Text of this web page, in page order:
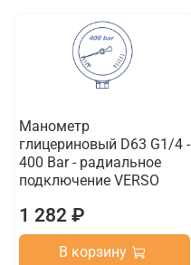
Манометр
глицериновый D63 G1/4 -
400 Bar - радиальное
подключение VERSO
1 282 ₽
В корзину